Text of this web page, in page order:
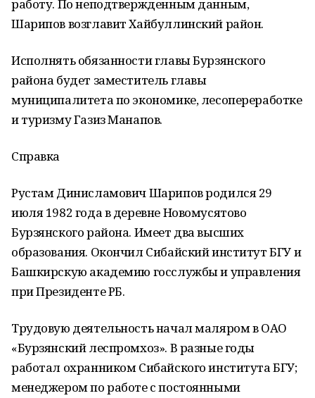
работу. По неподтвержденным данным,
Шарипов возглавит Хайбуллинский район.
Исполнять обязанности главы Бурзянского
района будет заместитель главы
муниципалитета по экономике, лесопереработке
и туризму Газиз Манапов.
Справка
Рустам Динисламович Шарипов родился 29
июля 1982 года в деревне Новомусятово
Бурзянского района. Имеет два высших
образования. Окончил Сибайский институт БГУ и
Башкирскую академию госслужбы и управления
при Президенте РБ.
Трудовую деятельность начал маляром в ОАО
«Бурзянский леспромхоз». В разные годы
работал охранником Сибайского института БГУ;
менеджером по работе с постоянными